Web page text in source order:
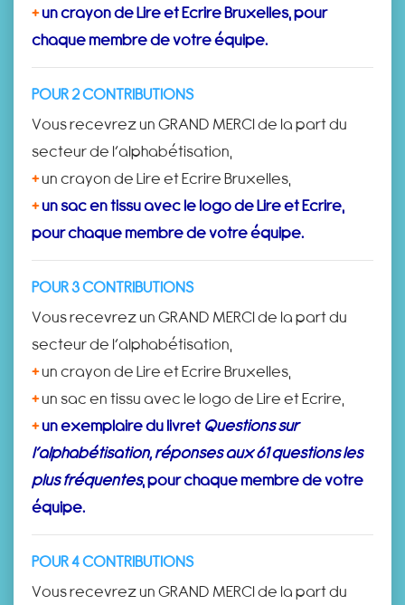
+un crayon de Lire et Ecrire Bruxelles, pour
chaque membre de votre équipe.
POUR 2 CONTRIBUTIONS
Vous recevrez un GRAND MERCI de la part du
secteur de l’alphabétisation,
+un crayon de Lire et Ecrire Bruxelles,
+un sac en tissu avec le logo de Lire et Ecrire,
pour chaque membre de votre équipe.
POUR 3 CONTRIBUTIONS
Vous recevrez un GRAND MERCI de la part du
secteur de l’alphabétisation,
+un crayon de Lire et Ecrire Bruxelles,
+un sac en tissu avec le logo de Lire et Ecrire,
+un exemplaire du livret Questions sur
l’alphabétisation, réponses aux 61 questions les
plus fréquentes, pour chaque membre de votre
équipe.
POUR 4 CONTRIBUTIONS
Vous recevrez un GRAND MERCI de la part du